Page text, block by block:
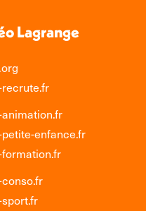
Lagrange
enfance.fr